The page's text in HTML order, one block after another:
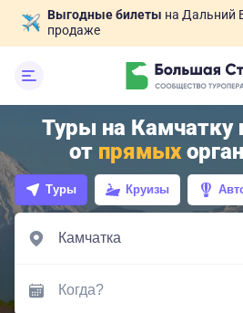
Выгодные билеты на Дальний
продаже
Туры на Камчатку
от прямых
Туры Круизы